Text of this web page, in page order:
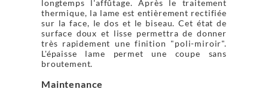
longtemps l'affûtage. Après le traitement
thermique, la lame est entièrement rectifiée
sur la face, le dos et le biseau. Cet état de
surface doux et lisse permettra de donner
très rapidement une finition "poli-miroir".
L'épaisse lame permet une coupe sans
broutement.
Maintenance